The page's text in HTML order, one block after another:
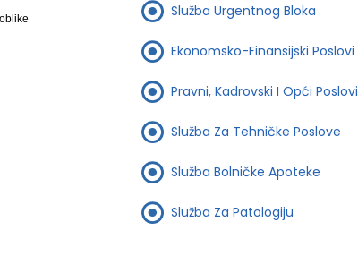
Služba Urgentnog Bloka
Ekonomsko-Finansijski Poslovi
Pravni, Kadrovski I Opći Poslovi
Služba Za Tehničke Poslove
Služba Bolničke Apoteke
Služba Za Patologiju